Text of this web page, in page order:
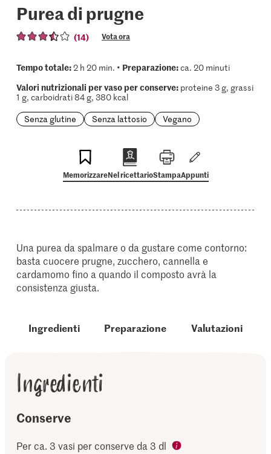
Purea di prugne
(14) Vota ora
Tempo totale:2 h 20 min. • Preparazione:ca. 20 minuti
Valori nutrizionali per vaso per conserve:proteine 3 g, grassi
1 g, carboidrati 84 g, 380 kcal
Senza glutine
Senza lattosio Vegano
MemorizzareNel ricettarioStampaAppunti
Una purea da spalmare o da gustare come contorno:
basta cuocere prugne, zucchero, cannella e
cardamomo fino a quando il composto avrà la
consistenza giusta.
Ingredienti Preparazione Valutazioni
Ingredienti
Conserve
Per ca. 3 vasi per conserve da 3 dl